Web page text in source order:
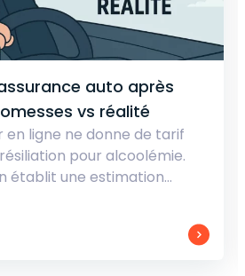
auto après
vs réalité
en ligne ne donne de tarif
pour alcoolémie.
établit une estimation…